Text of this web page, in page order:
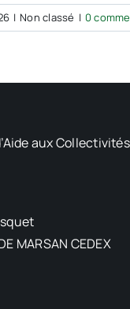
| Non classé | 0
aux Collectivités
MARSAN CEDEX